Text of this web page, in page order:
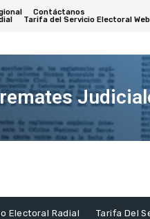
Contáctanos
Tarifa del Servicio Electoral Web
Electoral Radial Tarifa Del